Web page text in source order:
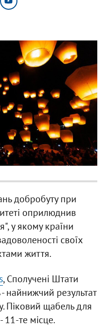
добробуту при
оприлюднив
у якому країни
своїх
життя.
, Сполучені Штати
найнижчий результат
Піковий щабель для
те місце.